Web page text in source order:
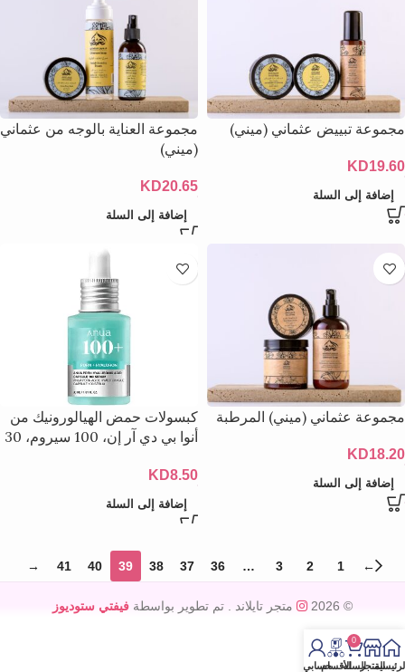
مجموعة تبييض عثماني (ميني)
KD19.60
إضافة إلى السلة
مجموعة العناية بالوجه من عثماني
(ميني)
KD20.65
إضافة إلى السلة
مجموعة عثماني (ميني) المرطبة
KD18.20
إضافة إلى السلة
كبسولات حمض الهيالورونيك من
أنوا بي دي آر إن، 100 سيروم، 30
KD8.50
إضافة إلى السلة
←
1
2
3
…
36
37
38
39
40
41
→
© 2026 متجر تايلاند . تم تطوير بواسطة فيفتي ستوديوز
المتجر
0
السلهالأقسامحسابي